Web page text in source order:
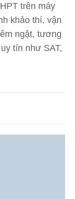
trên máy
khảo thí, vận
ngặt, tương
tín như SAT,